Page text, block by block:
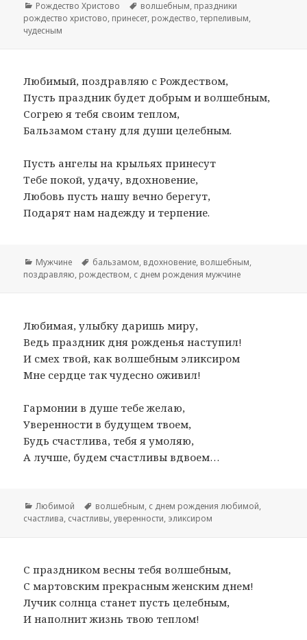
Рубрики
Рождество Христово Метки
волшебным, праздники
рождество христово, принесет, рождество,терпеливым,
чудесным
Любимый, поздравляю с Рождеством,
Пусть праздник будет добрым и волшебным,
Согрею я тебя своим теплом,
Бальзамом стану для души целебным.
Пусть ангелы на крыльях принесут
Тебе покой, удачу, вдохновение,
Любовь пусть нашу вечно берегут,
Подарят нам надежду и терпение.
Рубрики
Мужчине Метки
бальзамом, вдохновение, волшебным,
поздравляю, рождеством, с днем рождения мужчине
Любимая, улыбку даришь миру,
Ведь праздник дня рожденья наступил!
И смех твой, как волшебным эликсиром
Мне сердце так чудесно оживил!
Гармонии в душе тебе желаю,
Уверенности в будущем твоем,
Будь счастлива, тебя я умоляю,
А лучше, будем счастливы вдвоем…
Рубрики
Любимой Метки
волшебным, с днем рождения любимой,
счастлива, счастливы,уверенности, эликсиром
С праздником весны тебя волшебным,
С мартовским прекрасным женским днем!
Лучик солнца станет пусть целебным,
И наполнит жизнь твою теплом!